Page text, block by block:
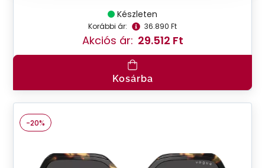
Készleten
Korábbi ár: 36.890 Ft
Akciós ár: 29.512 Ft
Kosárba
-20%